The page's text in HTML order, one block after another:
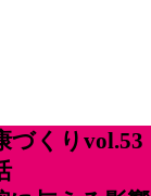
づくりvol.53